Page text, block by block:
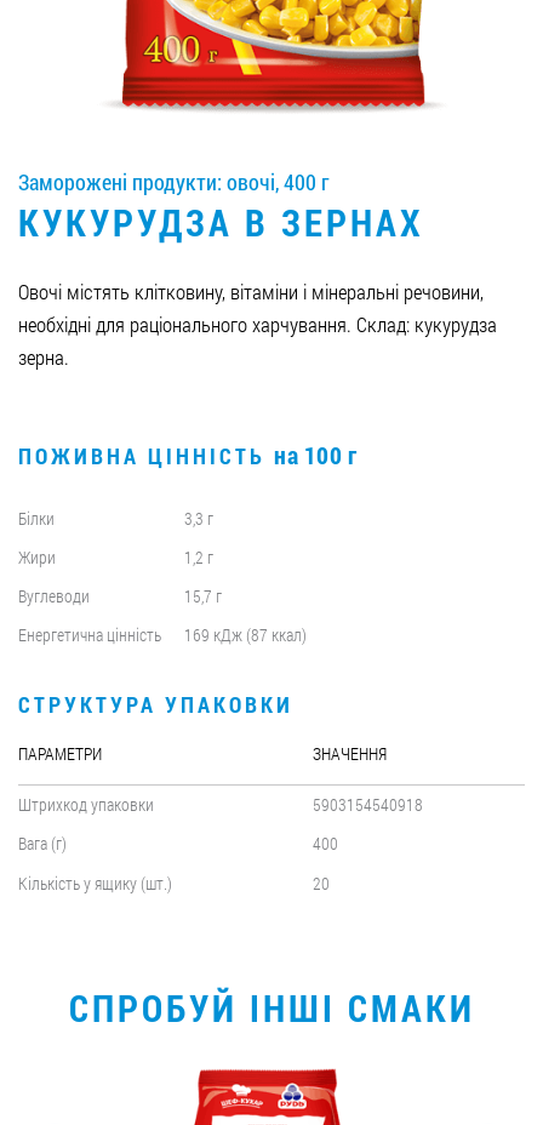
Вакансії
ЗАМОВИТИ ПРОДУКЦІЮ «РУДЬ»:
СТАТИ ПАРТНЕРОМ
0412 48 28 17
0412 42 29 23
Заморожені продукти: овочі, 400 г
КУКУРУДЗА В ЗЕРНАХ
Овочі містять клітковину, вітаміни і мінеральні речовини,
необхідні для раціонального харчування. Склад: кукурудза
зерна.
ПОЖИВНА ЦІННІСТЬ на 100 г
Білки
3,3 г
Жири
1,2 г
Вуглеводи
15,7 г
Енергетична цінність
169 кДж (87 ккал)
СТРУКТУРА УПАКОВКИ
ПАРАМЕТРИ ЗНАЧЕННЯ
Штрихкод упаковки
5903154540918
Вага (г)
400
Кількість у ящику (шт.)
20
СПРОБУЙ ІНШІ СМАКИ